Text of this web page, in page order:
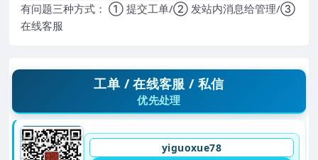
有问题三种方式： ① 提交工单/② 发站内消息给管理/③
在线客服
工单 / 在线客服 / 私信
优先处理
yiguoxue78